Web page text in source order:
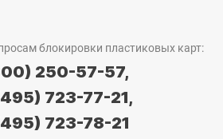
блокировки пластиковых карт:
250-57-57,
723-77-21,
723-78-21